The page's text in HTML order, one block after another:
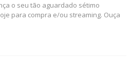
o seu tão aguardado sétimo
para compra e/ou streaming. Ouça